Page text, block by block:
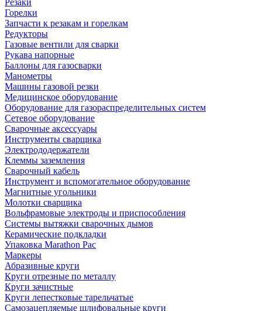
Резаки
Горелки
Запчасти к резакам и горелкам
Редукторы
Газовые вентили для сварки
Рукава напорные
Баллоны для газосварки
Манометры
Машины газовой резки
Медицинское оборудование
Оборудование для газораспределительных систем
Сетевое оборудование
Сварочные аксессуары
Инструменты сварщика
Электрододержатели
Клеммы заземления
Сварочный кабель
Инструмент и вспомогательное оборудование
Магнитные угольники
Молотки сварщика
Вольфрамовые электроды и приспособления
Системы вытяжки сварочных дымов
Керамические подкладки
Упаковка Marathon Pac
Маркеры
Абразивные круги
Круги отрезные по металлу
Круги зачистные
Круги лепестковые тарельчатые
Самозацепляемые шлифовальные круги